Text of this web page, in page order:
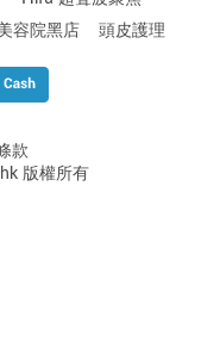
容院黑店 頭皮護理
款
版權所有